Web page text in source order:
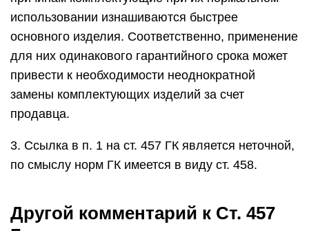
использовании изнашиваются быстрее
основного изделия. Соответственно, применение
для них одинакового гарантийного срока может
привести к необходимости неоднократной
замены комплектующих изделий за счет
продавца.
3. Ссылка в п. 1 на ст. 457 ГК является неточной,
по смыслу норм ГК имеется в виду ст. 458.
Другой комментарий к Ст. 457